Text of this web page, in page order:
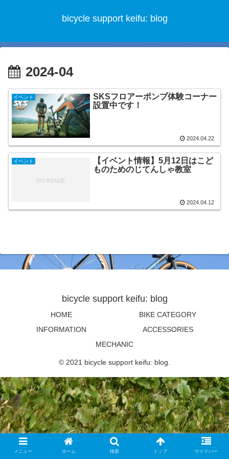
bicycle support keifu: blog
2024-04
イベント
SKSフロアーポンプ体験コーナー
設置中です！
2024.04.22
イベント
【イベント情報】5月12日はこど
ものためのじてんしゃ教室
2024.04.12
bicycle support keifu: blog
HOME
BIKE CATEGORY
INFORMATION
ACCESSORIES
MECHANIC
© 2021 bicycle support keifu: blog.
メニュー ホーム 検索 トップ サイドバー